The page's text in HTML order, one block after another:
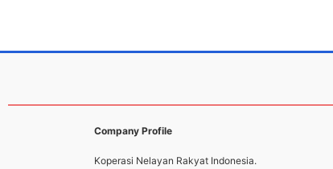
Company Profile
Koperasi Nelayan Rakyat Indonesia.